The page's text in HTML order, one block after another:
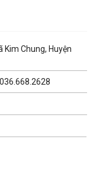
Kim Chung, Huyện